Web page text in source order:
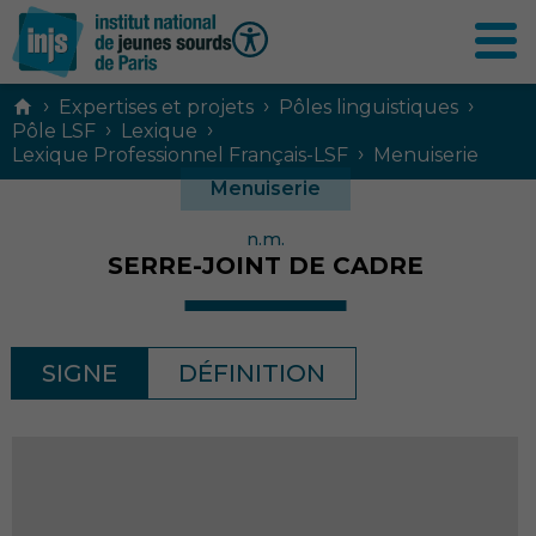
Contenu
principal
› Expertises et projets › Pôles linguistiques ›
Pôle LSF › Lexique ›
Lexique Professionnel Français-LSF › Menuiserie
Menuiserie
n.m.
SERRE-JOINT DE CADRE
SIGNE DÉFINITION